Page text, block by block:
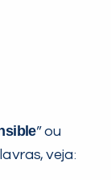
” ou
veja: